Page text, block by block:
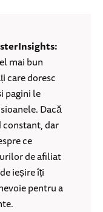
mai bun
care doresc
pagini le
Dacă
dar
ce
de afiliat
ieșire îți
pentru a